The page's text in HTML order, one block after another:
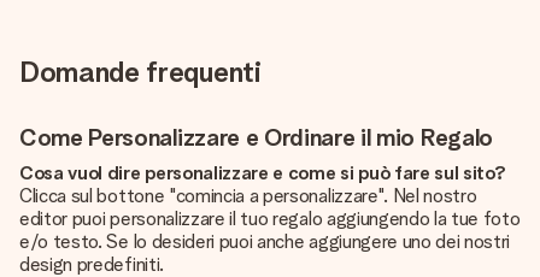
Domande frequenti
Come Personalizzare e Ordinare il mio Regalo
Cosa vuol dire personalizzare e come si può fare sul sito?
Clicca sul bottone "comincia a personalizzare". Nel nostro
editor puoi personalizzare il tuo regalo aggiungendo la tue foto
e/o testo. Se lo desideri puoi anche aggiungere uno dei nostri
design predefiniti.